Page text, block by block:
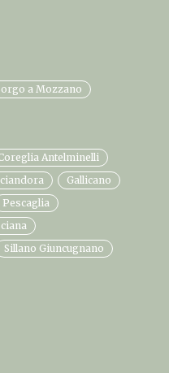
a Mozzano
Antelminelli
Gallicano
Pescaglia
Sillano Giuncugnano